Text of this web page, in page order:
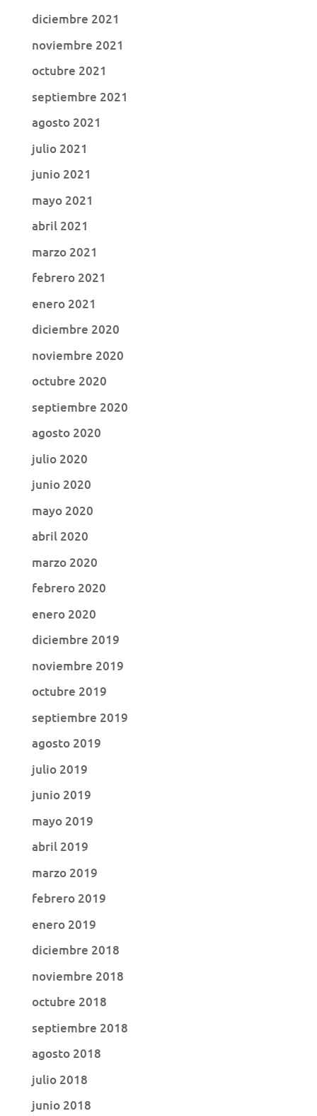
diciembre 2021
noviembre 2021
octubre 2021
septiembre 2021
agosto 2021
julio 2021
junio 2021
mayo 2021
abril 2021
marzo 2021
febrero 2021
enero 2021
diciembre 2020
noviembre 2020
octubre 2020
septiembre 2020
agosto 2020
julio 2020
junio 2020
mayo 2020
abril 2020
marzo 2020
febrero 2020
enero 2020
diciembre 2019
noviembre 2019
octubre 2019
septiembre 2019
agosto 2019
julio 2019
junio 2019
mayo 2019
abril 2019
marzo 2019
febrero 2019
enero 2019
diciembre 2018
noviembre 2018
octubre 2018
septiembre 2018
agosto 2018
julio 2018
junio 2018